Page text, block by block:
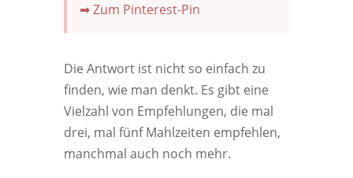
➡ Zum Pinterest-Pin
Die Antwort ist nicht so einfach zu
finden, wie man denkt. Es gibt eine
Vielzahl von Empfehlungen, die mal
drei, mal fünf Mahlzeiten empfehlen,
manchmal auch noch mehr.